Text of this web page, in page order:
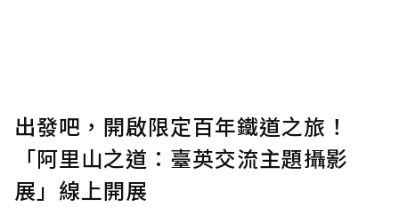
出發吧，開啟限定百年鐵道之旅！
「阿里山之道：臺英交流主題攝影
展」線上開展